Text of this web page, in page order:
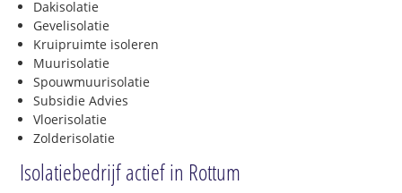
Dakisolatie
Gevelisolatie
Kruipruimte isoleren
Muurisolatie
Spouwmuurisolatie
Subsidie Advies
Vloerisolatie
Zolderisolatie
Isolatiebedrijf actief in Rottum